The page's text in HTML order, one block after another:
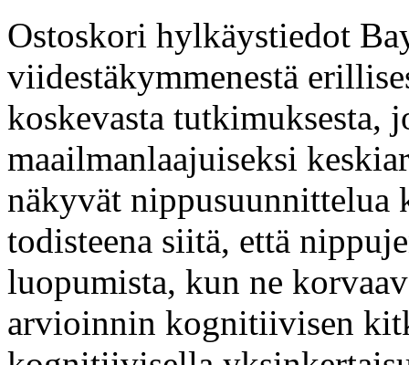
Ostoskori hylkäystiedot
viidestäkymmenestä
koskevasta tutkimuksesta,
maailmanlaajuiseksi
näkyvät nippusuunnittelua
todisteena siitä, että
luopumista, kun ne
arvioinnin kognitiivisen